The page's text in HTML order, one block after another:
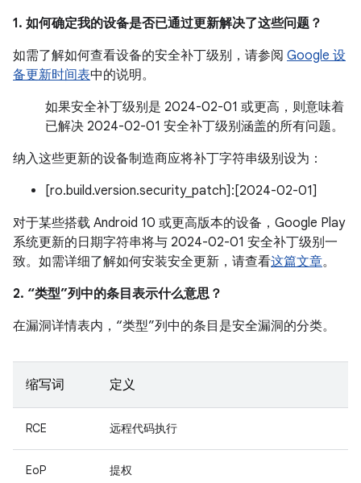
1. 如何确定我的设备是否已通过更新解决了这些问题？
如需了解如何查看设备的安全补丁级别，请参阅 Google 设
备更新时间表中的说明。
如果安全补丁级别是 2024-02-01 或更高，则意味着
已解决 2024-02-01 安全补丁级别涵盖的所有问题。
纳入这些更新的设备制造商应将补丁字符串级别设为：
[ro.build.version.security_patch]:[2024-02-01]
对于某些搭载 Android 10 或更高版本的设备，Google Play
系统更新的日期字符串将与 2024-02-01 安全补丁级别一
致。如需详细了解如何安装安全更新，请查看这篇文章。
2. “类型”列中的条目表示什么意思？
在漏洞详情表内，“类型”列中的条目是安全漏洞的分类。
缩写词 定义
RCE 远程代码执行
EoP 提权